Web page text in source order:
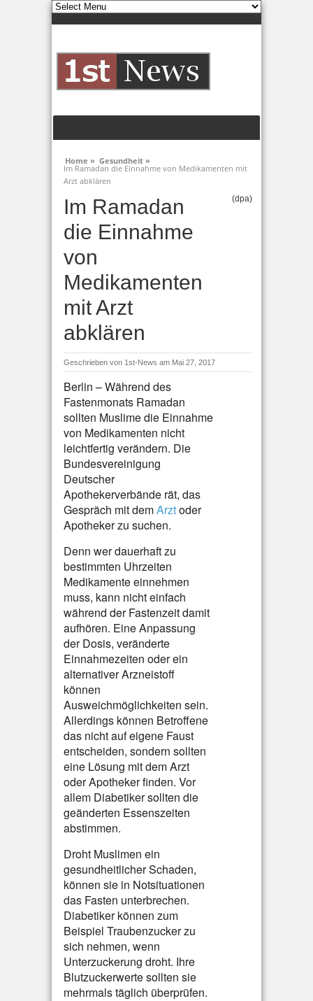
Home » Gesundheit »
Im Ramadan die Einnahme von Medikamenten mit
Arzt abklären
Im Ramadan
die Einnahme
von
Medikamenten
mit Arzt
abklären
(dpa)
Geschrieben von 1st-News am Mai 27, 2017
Berlin – Während des
Fastenmonats Ramadan
sollten Muslime die Einnahme
von Medikamenten nicht
leichtfertig verändern. Die
Bundesvereinigung
Deutscher
Apothekerverbände rät, das
Gespräch mit demArztoder
Apotheker zu suchen.
Denn wer dauerhaft zu
bestimmten Uhrzeiten
Medikamente einnehmen
muss, kann nicht einfach
während der Fastenzeit damit
aufhören. Eine Anpassung
der Dosis, veränderte
Einnahmezeiten oder ein
alternativer Arzneistoff
können
Ausweichmöglichkeiten sein.
Allerdings können Betroffene
das nicht auf eigene Faust
entscheiden, sondern sollten
eine Lösung mit dem Arzt
oder Apotheker finden. Vor
allem Diabetiker sollten die
geänderten Essenszeiten
abstimmen.
Droht Muslimen ein
gesundheitlicher Schaden,
können sie in Notsituationen
das Fasten unterbrechen.
Diabetiker können zum
Beispiel Traubenzucker zu
sich nehmen, wenn
Unterzuckerung droht. Ihre
Blutzuckerwerte sollten sie
mehrmals täglich überprüfen.